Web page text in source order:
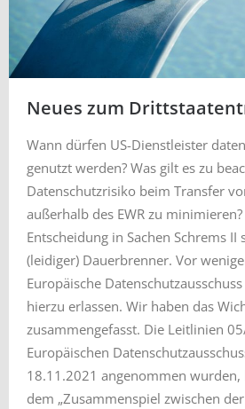
Neues zum
Wann dürfen US-Dienstleister
genutzt werden? Was gilt es zu
Datenschutzrisiko beim Transfer
außerhalb des EWR zu
Entscheidung in Sachen Schrems II
(leidiger) Dauerbrenner. Vor
Europäische
hierzu erlassen. Wir haben das
zusammengefasst. Die Leitlinien
Europäischen
18.11.2021 angenommen wurden,
dem „Zusammenspiel zwischen